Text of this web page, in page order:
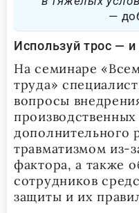
Используй трос — и
На семинаре
труда»
вопросы
дополнительного
травматизмом из-
фактора, а также
сотрудников
защиты и их